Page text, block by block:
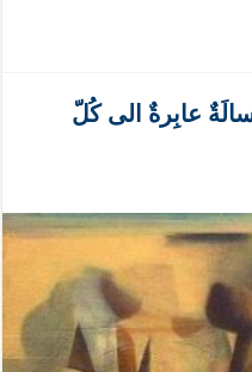
عابِرةٌ الى كُلّ